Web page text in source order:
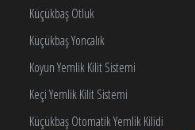
Küçükbaş Otluk
Küçükbaş Yoncalık
Koyun Yemlik Kilit Sistemi
Keçi Yemlik Kilit Sistemi
Küçükbaş Otomatik Yemlik Kilidi